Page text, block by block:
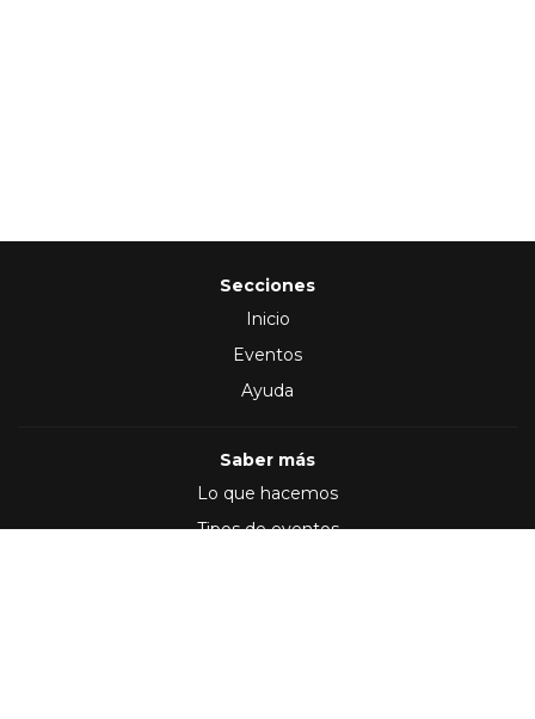
Secciones
Inicio
Eventos
Ayuda
Saber más
Lo que hacemos
Tipos de eventos